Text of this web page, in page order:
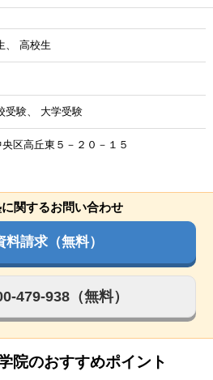
高校生
受験 大学受験
央区高丘東５－２０－１５
関するお問い合わせ
料請求（無料）
479-938（無料）
院のおすすめポイント